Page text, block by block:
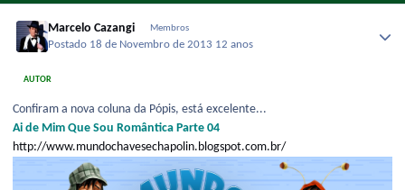
Marcelo Cazangi Membros
Postado 18 de Novembro de 2013 12 anos
AUTOR
Confiram a nova coluna da Pópis, está excelente...
Ai de Mim Que Sou Romântica Parte 04
http://www.mundochavesechapolin.blogspot.com.br/